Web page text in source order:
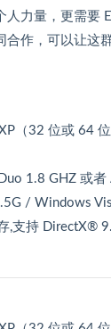
人力量，更需要
合作，可以让这
（32 位或 64
1.8 GHZ 或
/ Windows
,支持 DirectX®